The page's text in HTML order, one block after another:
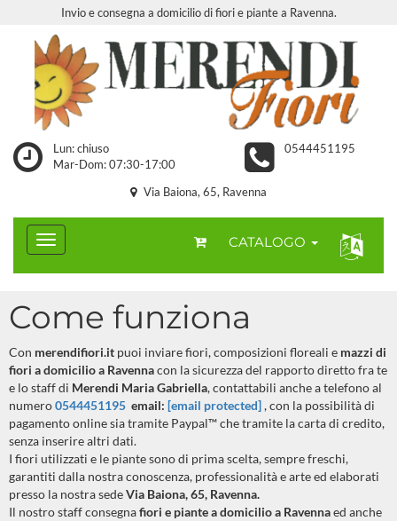
Invio e consegna a domicilio di fiori e piante a Ravenna.
Lun: chiuso
Mar-Dom: 07:30-17:00
0544451195
Via Baiona, 65, Ravenna
CATALOGO
Come funziona
Con merendifiori.it puoi inviare fiori, composizioni floreali e mazzi di
fiori a domicilio a Ravennacon la sicurezza del rapporto diretto fra te
e lo staff di Merendi Maria Gabriella, contattabili anche a telefono al
numero0544451195 email: [email protected], con la possibilità di
pagamento online sia tramite Paypal™ che tramite la carta di credito,
senza inserire altri dati.
I fiori utilizzati e le piante sono di prima scelta, sempre freschi,
garantiti dalla nostra conoscenza, professionalità e arte ed elaborati
presso la nostra sedeVia Baiona, 65, Ravenna.
Il nostro staff consegnafiori e piante a domicilio a Ravennaed anche